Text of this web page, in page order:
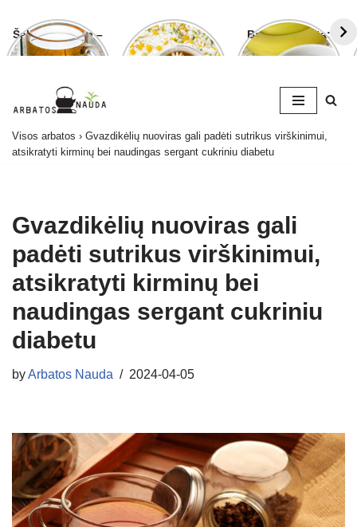
Šalavijo arbata –
ligoms gydyti ir
Ramunėlių
arbata pagelbės
Bananų arbata:
kuo ji naudinga
to
Visos arbatos › Gvazdikėlių nuoviras gali padėti sutrikus virškinimui,
atsikratyti kirminų bei naudingas sergant cukriniu diabetu
Gvazdikėlių nuoviras gali
padėti sutrikus virškinimui,
atsikratyti kirminų bei
naudingas sergant cukriniu
diabetu
byArbatos Nauda 2024-04-05